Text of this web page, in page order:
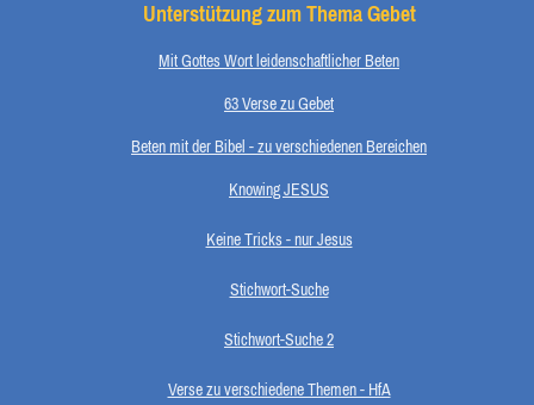
Unterstützung zum Thema Gebet
Mit Gottes Wort leidenschaftlicher Beten
63 Verse zu Gebet
Beten mit der Bibel - zu verschiedenen Bereichen
Knowing JESUS
Keine Tricks - nur Jesus
Stichwort-Suche
Stichwort-Suche 2
Verse zu verschiedene Themen - HfA